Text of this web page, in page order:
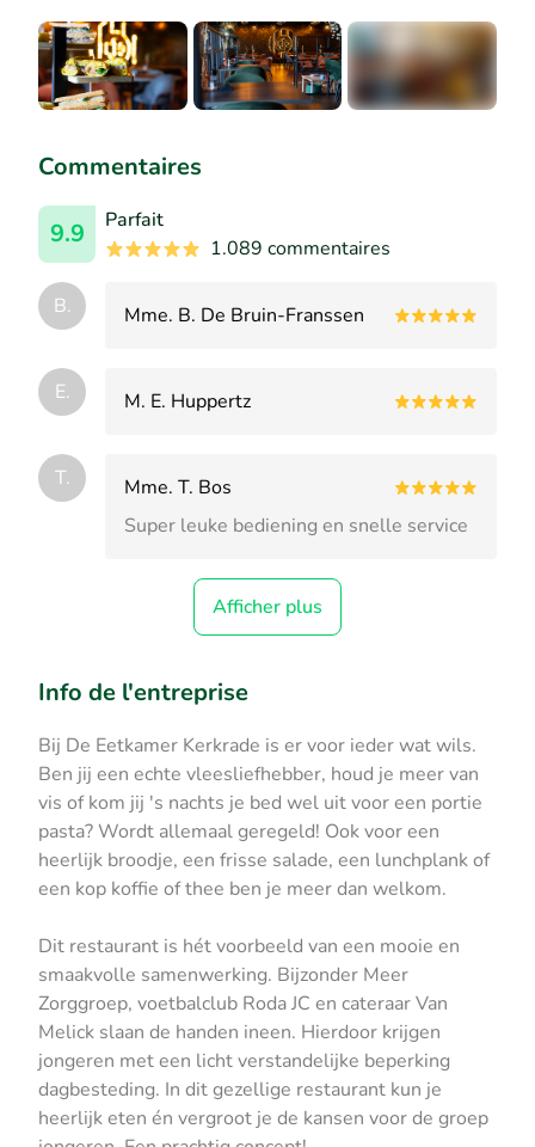
Commentaires
9.9
Parfait
1.089 commentaires
B. Mme. B. De Bruin-Franssen
E. M. E. Huppertz
T.
Mme. T. Bos
Super leuke bediening en snelle service
Afficher plus
Info de l'entreprise
Bij De Eetkamer Kerkrade is er voor ieder wat wils.
Ben jij een echte vleesliefhebber, houd je meer van
vis of kom jij 's nachts je bed wel uit voor een portie
pasta? Wordt allemaal geregeld! Ook voor een
heerlijk broodje, een frisse salade, een lunchplank of
een kop koffie of thee ben je meer dan welkom.
Dit restaurant is hét voorbeeld van een mooie en
smaakvolle samenwerking. Bijzonder Meer
Zorggroep, voetbalclub Roda JC en cateraar Van
Melick slaan de handen ineen. Hierdoor krijgen
jongeren met een licht verstandelijke beperking
dagbesteding. In dit gezellige restaurant kun je
heerlijk eten én vergroot je de kansen voor de groep